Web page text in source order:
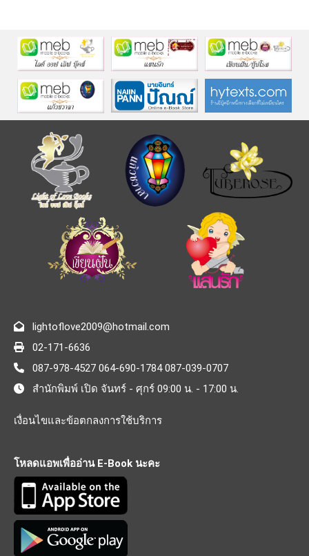
lightoflove2009@hotmail.com
02-171-6636
087-978-4527 064-690-1784 087-039-0707
สำนักพิมพ์ เปิด จันทร์ - ศุกร์ 09:00 น. - 17:00 น.
เงื่อนไขและข้อตกลงการใช้บริการ
โหลดแอพเพื่ออ่าน E-Book นะคะ